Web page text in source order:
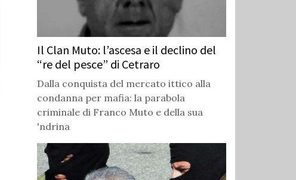
Il Clan Muto: l’ascesa e il declino del
“re del pesce” di Cetraro
Dalla conquista del mercato ittico alla
condanna per mafia: la parabola
criminale di Franco Muto e della sua
'ndrina